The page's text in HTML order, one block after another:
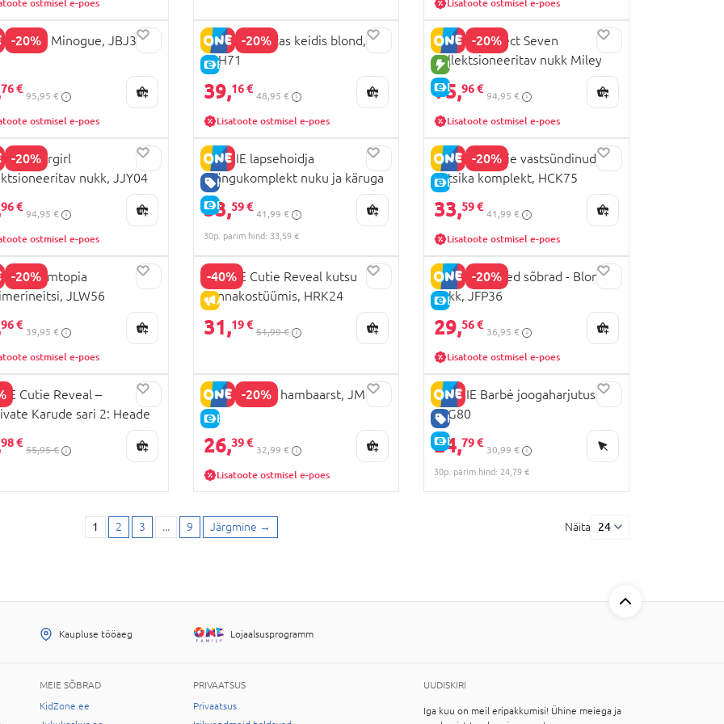
ostmisel e-poes Lisatoote ostmisel e-poes
-20%
Kylie Minogue, JBJ38
76 €
95,95 €
ostmisel e-poes
-20%
E-HIND
BARBIE mustas keidis blond,
JBH71
39,16 €
48,95 €
Lisatoote ostmisel e-poes
-20%
UUS TOODE
E-HIND
BARBIE Project Seven
kollektsioneeritav nukk Miley
Cyrus, JJY05
75,96 €
94,95 €
Lisatoote ostmisel e-poes
-20%
TOODE
Supergirl
nukk, JJY04
96 €
94,95 €
ostmisel e-poes
HEA HIND
E-HIND
BARBIE lapsehoidja
mängukomplekt nuku ja käruga
Skipper, GXT34
33,59 €
41,99 €
30p. parim hind: 33,59 €
-20%
E-HIND
BARBIE Barbie vastsündinud
kutsika komplekt, HCK75
33,59 €
41,99 €
Lisatoote ostmisel e-poes
-20%
Dreamtopia
JLW56
96 €
39,95 €
ostmisel e-poes
-40%
ALLAHINDLUS
BARBIE Cutie Reveal kutsu
konnakostüümis, HRK24
31,19 €
51,99 €
-20%
E-HIND
BARBIE stiilsed sõbrad - Blond
nukk, JFP36
29,56 €
36,95 €
Lisatoote ostmisel e-poes
Cutie Reveal –
Karude sari 2: Heade
karu, JFV62
98 €
55,95 €
-20%
E-HIND
BARBIE nukk hambaarst, JMK14
26,39 €
32,99 €
Lisatoote ostmisel e-poes
HEA HIND
E-HIND
BARBIE Barbė joogaharjutused,
FTG80
24,79 €
30,99 €
30p. parim hind: 24,79 €
1 2 3 ... 9 Järgmine → Näita 24
Kaupluse tööaeg Lojaalsusprogramm
MEIE SÕBRAD
KidZone.ee
PRIVAATSUS
Privaatsus
UUDISKIRI
Iga kuu on meil eripakkumisi! Ühine meiega ja